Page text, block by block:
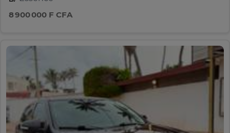
8 900 000 F CFA